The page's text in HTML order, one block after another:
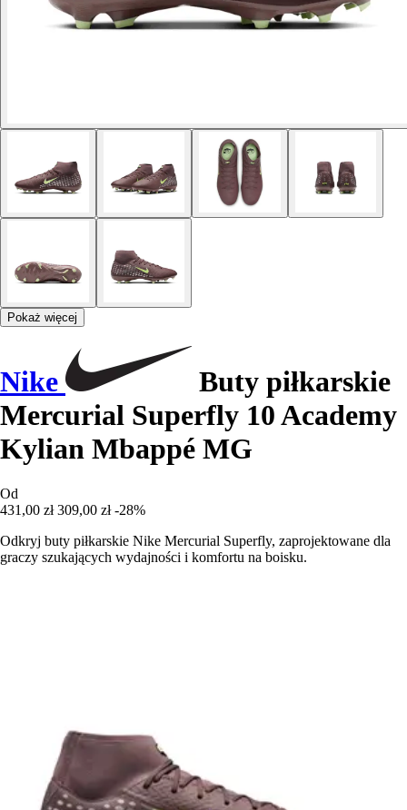
Pokaż więcej
Nike
Buty piłkarskie
Mercurial Superfly 10 Academy
Kylian Mbappé MG
Od
431,00 zł 309,00 zł -28%
Odkryj buty piłkarskie Nike Mercurial Superfly, zaprojektowane dla
graczy szukających wydajności i komfortu na boisku.